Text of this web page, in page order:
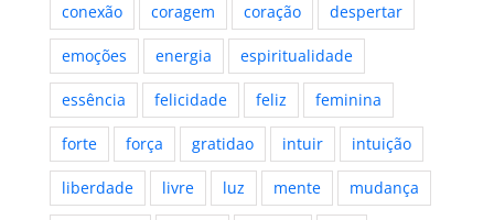
conexão coragem coração despertar
emoções energia espiritualidade
essência felicidade feliz feminina
forte força gratidao intuir intuição
liberdade livre luz mente mudança